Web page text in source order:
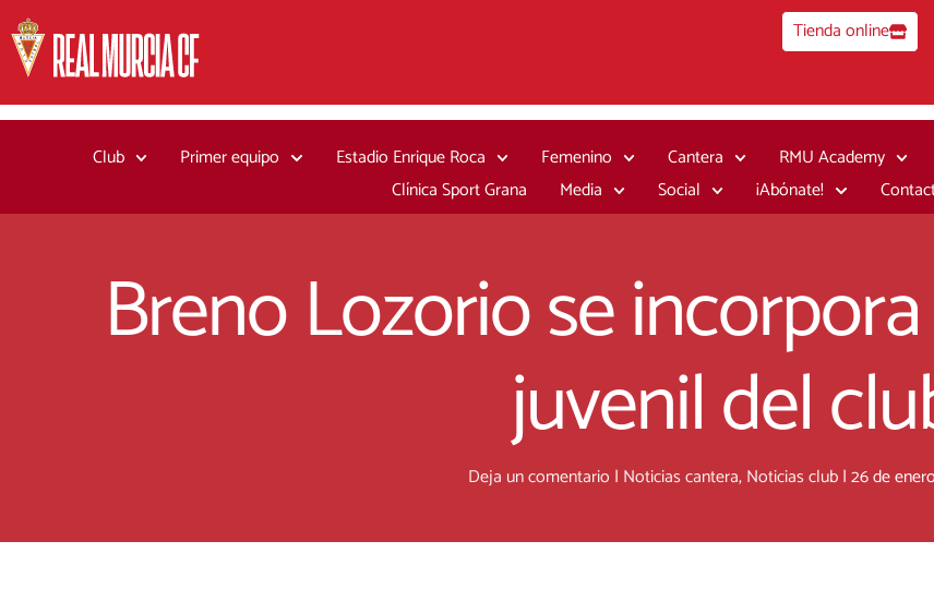
al
contenido
Tienda online
Club Primer equipo Estadio Enrique Roca Femenino Cantera RMU Academy
Clínica Sport Grana
Media Social ¡Abónate!
Breno Lozorio se
juvenil del
Deja un comentario | Noticias cantera,Noticias club|26 de